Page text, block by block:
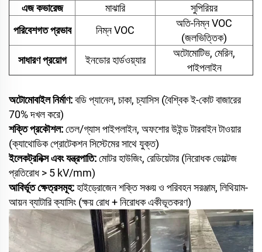
এজ কভারেজ
মাঝারি
সুপিরিয়র
পরিবেশগত প্রভাব
নিম্ন VOC
অতি-নিম্ন VOC
(জলভিত্তিক)
সাধারণ প্রয়োগ
ইনডোর হার্ডওয়্যার
অটোমোটিভ, মেরিন,
পাইপলাইন
অটোমোবাইল নির্মাণ:বডি প্যানেল, চাকা, চ্যাসিস (বৈশ্বিক ই-কোট বাজারের
70% দখল করে)
শক্তি প্রকৌশল:তেল/গ্যাস পাইপলাইন, অফশোর উইন্ড টারবাইন টাওয়ার
(ক্যাথোডিক প্রোটেকশন সিস্টেমের সাথে যুক্ত)
ইলেকট্রনিক্স এবং যন্ত্রপাতি:মোটর হাউজিং, রেডিয়েটার (নিরোধক ভোল্টেজ
প্রতিরোধ > 5 kV/mm)
আবির্ভূত ক্ষেত্রসমূহ:হাইড্রোজেন শক্তি সঞ্চয় ও পরিবহন সরঞ্জাম, লিথিয়াম-
আয়ন ব্যাটারি ক্যাসিং (ক্ষয় রোধ + নিরোধক একীভূতকরণ)